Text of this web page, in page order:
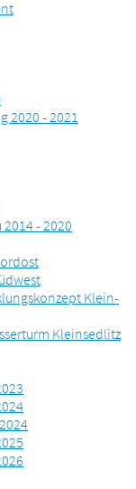
2020 - 2021
- 2020
Klein-
Kleinsedlitz